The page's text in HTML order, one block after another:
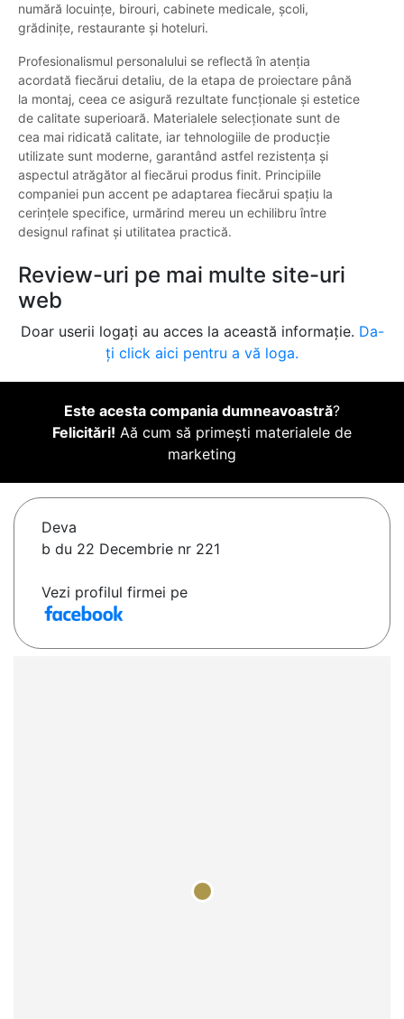
numără locuințe, birouri, cabinete medicale, școli,
grădinițe, restaurante și hoteluri.
Profesionalismul personalului se reflectă în atenția
acordată fiecărui detaliu, de la etapa de proiectare până
la montaj, ceea ce asigură rezultate funcționale și estetice
de calitate superioară. Materialele selecționate sunt de
cea mai ridicată calitate, iar tehnologiile de producție
utilizate sunt moderne, garantând astfel rezistența și
aspectul atrăgător al fiecărui produs finit. Principiile
companiei pun accent pe adaptarea fiecărui spațiu la
cerințele specifice, urmărind mereu un echilibru între
designul rafinat și utilitatea practică.
Review-uri pe mai multe site-uri
web
Doar userii logați au acces la această informație. Da-
ți click aici pentru a vă loga.
Este acesta compania dumneavoastră?
Felicitări! Aă cum să primești materialele de
marketing
Deva
b du 22 Decembrie nr 221
Vezi profilul firmei pe